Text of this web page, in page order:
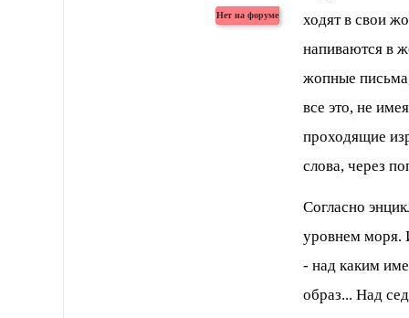
ходят в свои
напиваются в
жопные
все это, не
проходящие
слова, через
Согласно
уровнем моря.
- над каким
образ... Над